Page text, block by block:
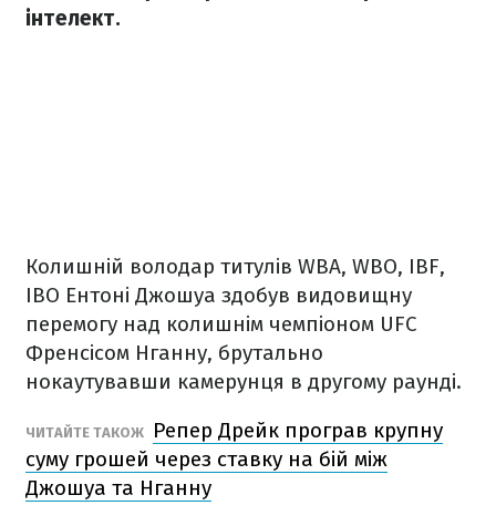
інтелект.
Колишній володар титулів WBA, WBO, IBF,
IBO Ентоні Джошуа здобув видовищну
перемогу над колишнім чемпіоном UFC
Френсісом Нганну, брутально
нокаутувавши камерунця в другому раунді.
ЧИТАЙТЕ ТАКОЖ
Репер Дрейк програв крупну
суму грошей через ставку на бій між
Джошуа та Нганну